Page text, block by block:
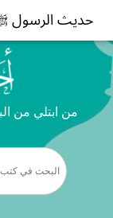
حديث الرسول
من ابتلي من